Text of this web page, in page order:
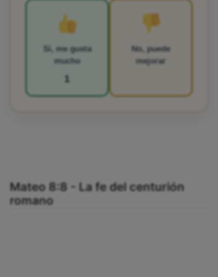
Sí, me gusta
mucho
1
No, puede
mejorar
Mateo 8:8 - La fe del centurión
romano